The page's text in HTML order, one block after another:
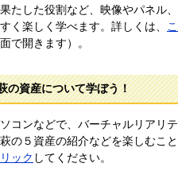
たした役割など、映像やパネル、
く楽しく学べます。詳しくは、
こ
で開きます）。
の資産について学ぼう！
コンなどで、バーチャルリアリテ
の５資産の紹介などを楽しむこと
ック してください。